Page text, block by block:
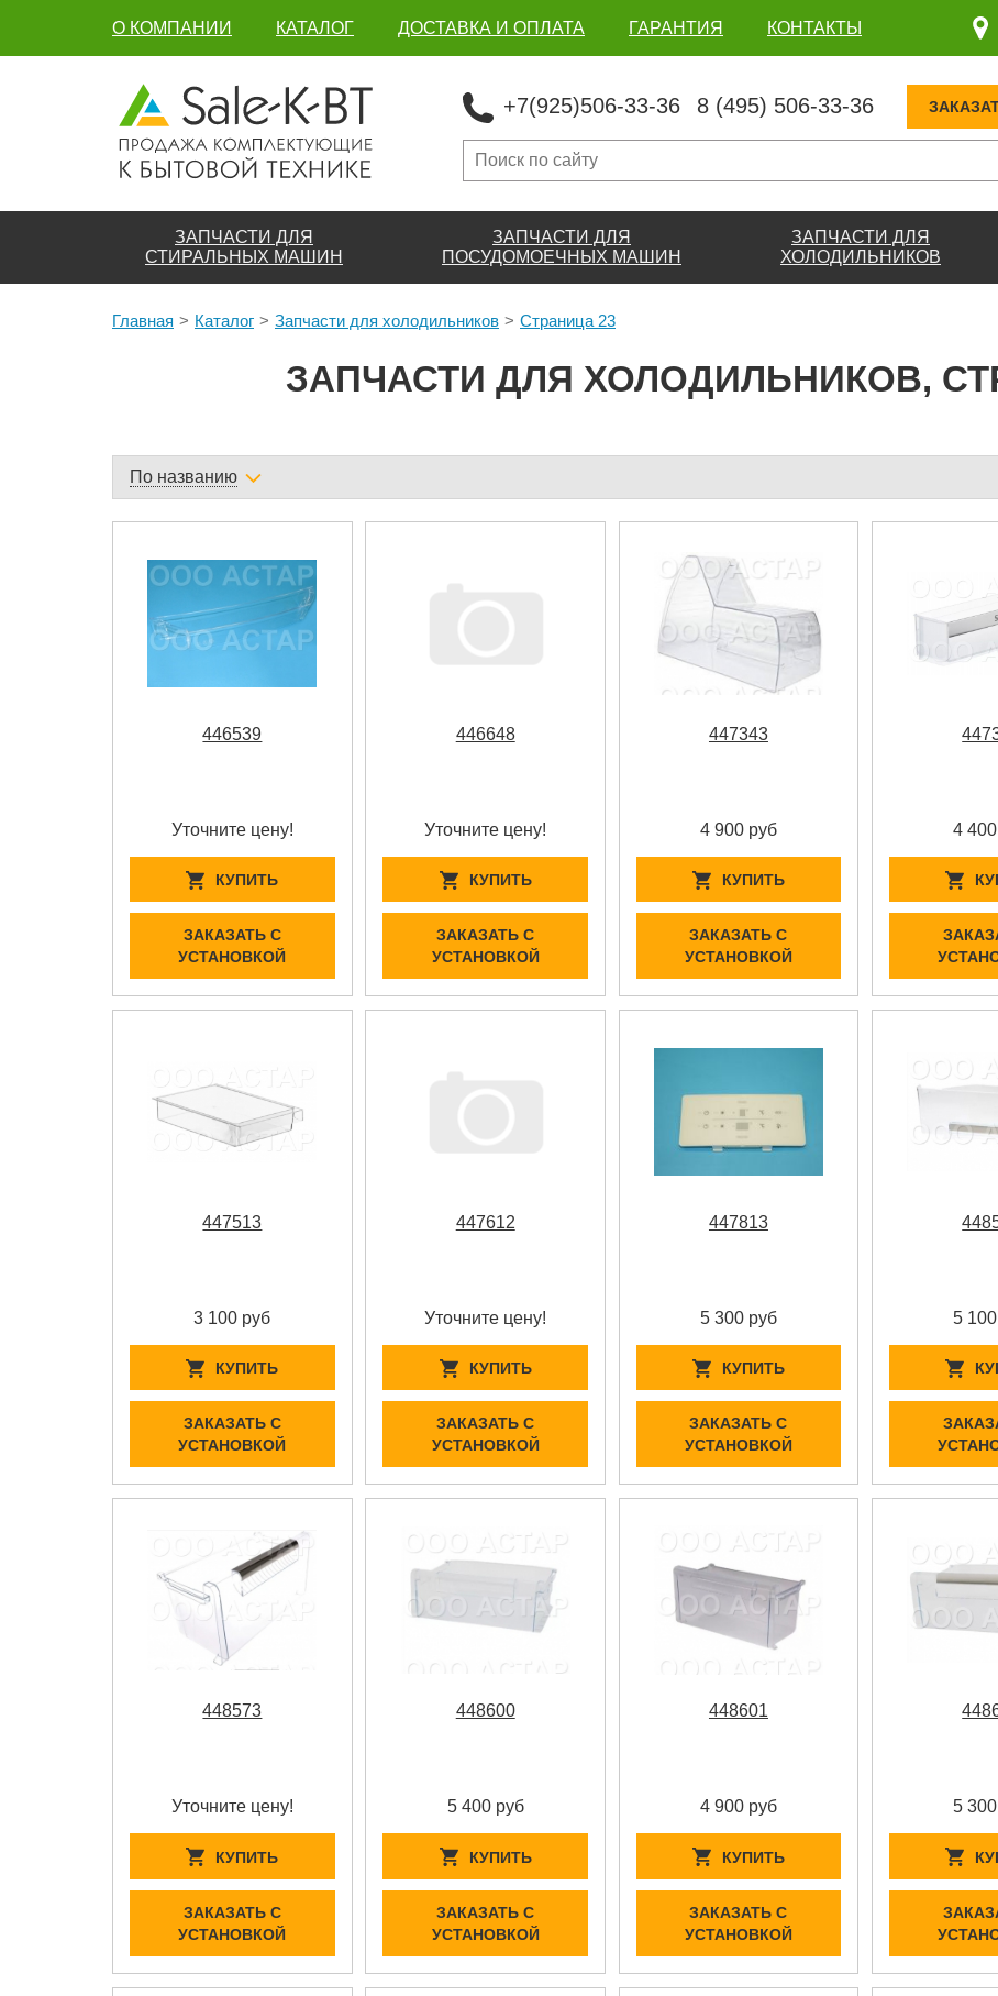
О КОМПАНИИ КАТАЛОГ ДОСТАВКА И ОПЛАТА ГАРАНТИЯ КОНТАКТЫ
+7(925)506-33-36 8 (495) 506-33-36
ЗАПЧАСТИ ДЛЯ
СТИРАЛЬНЫХ МАШИН
ЗАПЧАСТИ ДЛЯ
ПОСУДОМОЕЧНЫХ МАШИН
ЗАПЧАСТИ ДЛЯ
ХОЛОДИЛЬНИКОВ
Главная Каталог Запчасти для холодильников Страница 23
ЗАПЧАСТИ ДЛЯ ХОЛОДИЛЬНИКОВ,
По названию
446539
Уточните цену!
КУПИТЬ
ЗАКАЗАТЬ С
УСТАНОВКОЙ
446648
Уточните цену!
КУПИТЬ
ЗАКАЗАТЬ С
УСТАНОВКОЙ
447343
4 900 руб
КУПИТЬ
ЗАКАЗАТЬ С
УСТАНОВКОЙ
4
447513
3 100 руб
КУПИТЬ
ЗАКАЗАТЬ С
УСТАНОВКОЙ
447612
Уточните цену!
КУПИТЬ
ЗАКАЗАТЬ С
УСТАНОВКОЙ
447813
5 300 руб
КУПИТЬ
ЗАКАЗАТЬ С
УСТАНОВКОЙ
5
448573
Уточните цену!
КУПИТЬ
ЗАКАЗАТЬ С
УСТАНОВКОЙ
448600
5 400 руб
КУПИТЬ
ЗАКАЗАТЬ С
УСТАНОВКОЙ
448601
4 900 руб
КУПИТЬ
ЗАКАЗАТЬ С
УСТАНОВКОЙ
5